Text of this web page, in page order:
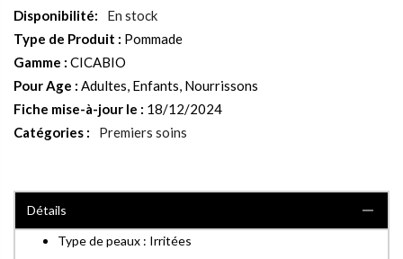
En stock
Type de Produit : Pommade
Gamme : CICABIO
Pour Age : Adultes, Enfants, Nourrissons
Fiche mise-à-jour le : 18/12/2024
Catégories :
Premiers soins
Détails
Type de peaux : Irritées